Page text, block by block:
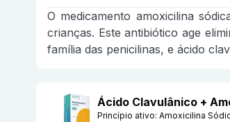
O medicamento amoxicilina
crianças. Este antibiótico age
família das penicilinas, e ácido
Ácido Clavulânico +
Princípio ativo: Amoxicilina